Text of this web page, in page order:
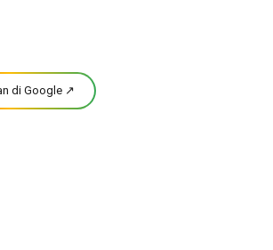
di Google ↗